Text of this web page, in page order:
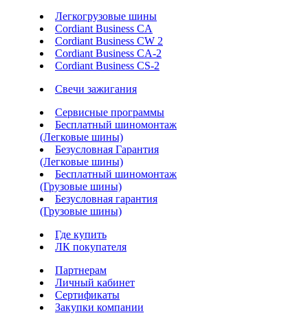
Легкогрузовые шины
Cordiant Business CA
Cordiant Business CW 2
Cordiant Business CA-2
Cordiant Business CS-2
Свечи зажигания
Сервисные программы
Бесплатный шиномонтаж
(Легковые шины)
Безусловная Гарантия
(Легковые шины)
Бесплатный шиномонтаж
(Грузовые шины)
Безусловная гарантия
(Грузовые шины)
Где купить
ЛК покупателя
Партнерам
Личный кабинет
Сертификаты
Закупки компании